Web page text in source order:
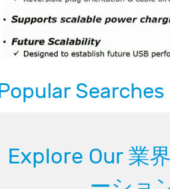
Searches
Explore Our 業